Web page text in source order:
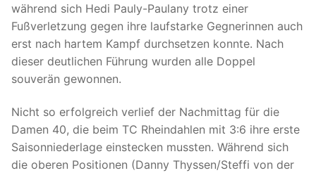
während sich Hedi Pauly-Paulany trotz einer
Fußverletzung gegen ihre laufstarke Gegnerinnen auch
erst nach hartem Kampf durchsetzen konnte. Nach
dieser deutlichen Führung wurden alle Doppel
souverän gewonnen.
Nicht so erfolgreich verlief der Nachmittag für die
Damen 40, die beim TC Rheindahlen mit 3:6 ihre erste
Saisonniederlage einstecken mussten. Während sich
die oberen Positionen (Danny Thyssen/Steffi von der